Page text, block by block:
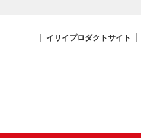
イリイプロダクトサイト